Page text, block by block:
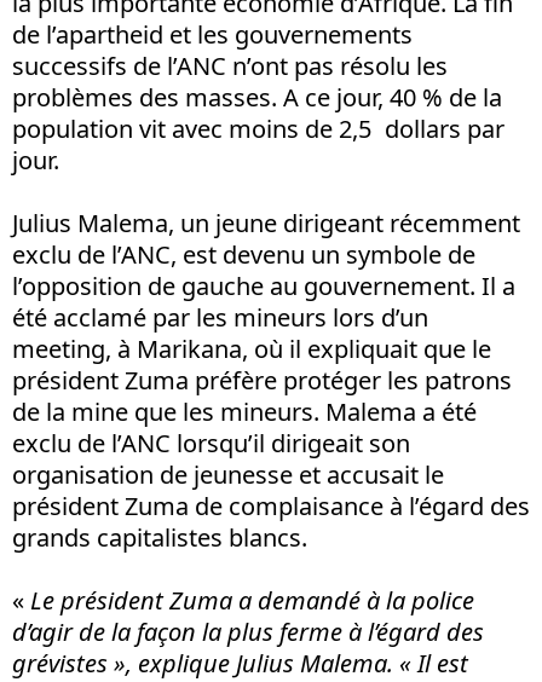
de l’apartheid et les gouvernements
successifs de l’ANC n’ont pas résolu les
problèmes des masses. A ce jour, 40 % de la
population vit avec moins de 2,5 dollars par
jour.
Julius Malema, un jeune dirigeant récemment
exclu de l’ANC, est devenu un symbole de
l’opposition de gauche au gouvernement. Il a
été acclamé par les mineurs lors d’un
meeting, à Marikana, où il expliquait que le
président Zuma préfère protéger les patrons
de la mine que les mineurs. Malema a été
exclu de l’ANC lorsqu’il dirigeait son
organisation de jeunesse et accusait le
président Zuma de complaisance à l’égard des
grands capitalistes blancs.
« Le président Zuma a demandé à la police
d’agir de la façon la plus ferme à l’égard des
grévistes », explique Julius Malema. « Il est